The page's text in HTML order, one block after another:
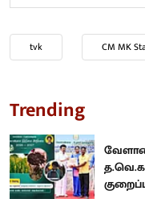
tvk CM MK
Trending
த.வெ.க